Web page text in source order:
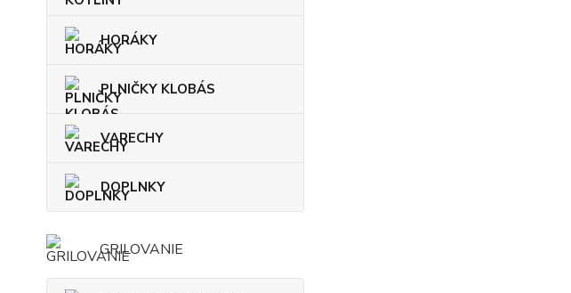
HORÁKY
PLNIČKY KLOBÁS
VARECHY
DOPLNKY
GRILOVANIE